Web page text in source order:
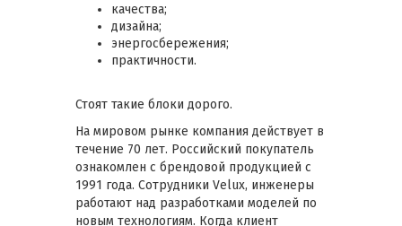
качества;
дизайна;
энергосбережения;
практичности.
Стоят такие блоки дорого.
На мировом рынке компания действует в
течение 70 лет. Российский покупатель
ознакомлен с брендовой продукцией с
1991 года. Сотрудники Velux, инженеры
работают над разработками моделей по
новым технологиям. Когда клиент